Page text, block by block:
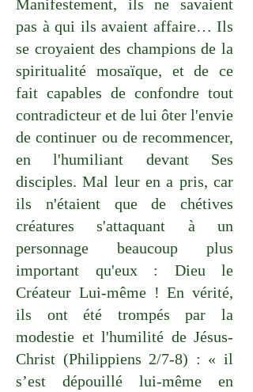
Manifestement, ils ne savaient
pas à qui ils avaient affaire… Ils
se croyaient des champions de la
spiritualité mosaïque, et de ce
fait capables de confondre tout
contradicteur et de lui ôter l'envie
de continuer ou de recommencer,
en l'humiliant devant Ses
disciples. Mal leur en a pris, car
ils n'étaient que de chétives
créatures s'attaquant à un
personnage beaucoup plus
important qu'eux : Dieu le
Créateur Lui-même ! En vérité,
ils ont été trompés par la
modestie et l'humilité de Jésus-
Christ (Philippiens 2/7-8) : « il
s’est dépouillé lui-même en